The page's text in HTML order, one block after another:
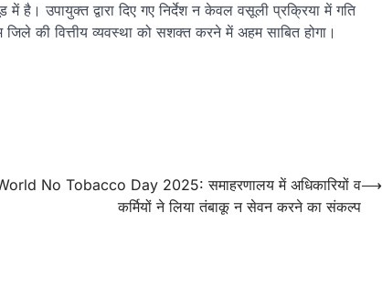
उपायुक्त द्वारा दिए गए निर्देश न केवल वसूली प्रक्रिया में गति
की वित्तीय व्यवस्था को सशक्त करने में अहम साबित होगा।
No Tobacco Day 2025: समाहरणालय में अधिकारियों व
कर्मियों ने लिया तंबाकू न सेवन करने का संकल्प
⟶